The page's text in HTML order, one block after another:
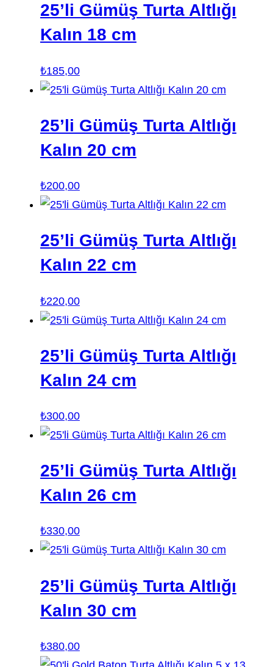
25’li Gümüş Turta Altlığı
Kalın 18 cm
₺185,00
25’li Gümüş Turta Altlığı
Kalın 20 cm
₺200,00
25’li Gümüş Turta Altlığı
Kalın 22 cm
₺220,00
25’li Gümüş Turta Altlığı
Kalın 24 cm
₺300,00
25’li Gümüş Turta Altlığı
Kalın 26 cm
₺330,00
25’li Gümüş Turta Altlığı
Kalın 30 cm
₺380,00